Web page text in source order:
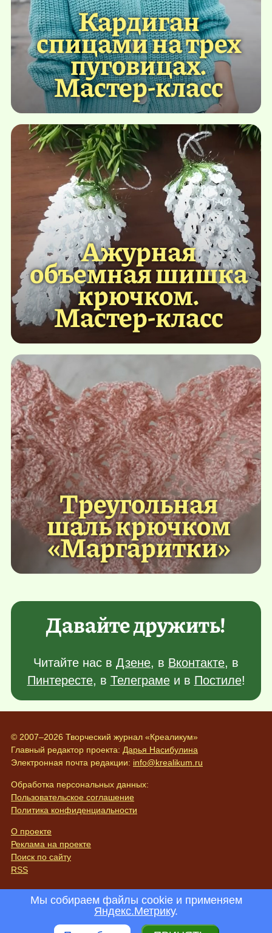
Кардиган
спицами на трех
пуговицах.
Мастер-класс
Ажурная
объемная шишка
крючком.
Мастер-класс
Треугольная
шаль крючком
«Маргаритки»
Давайте дружить!
Читайте нас в Дзене, в Вконтакте, в
Пинтересте, в Телеграмеи в Постиле!
© 2007–2026 Творческий журнал «Креаликум»
Главный редактор проекта: Дарья Насибулина
Электронная почта редакции: info@krealikum.ru
Обработка персональных данных:
Пользовательское соглашение
Политика конфиденциальности
О проекте
Реклама на проекте
Поиск по сайту
RSS
Мы собираем файлы cookie и применяем
Яндекс.Метрику.